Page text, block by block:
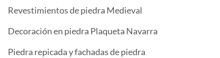
Revestimientos de piedra Medieval
Decoración en piedra Plaqueta Navarra
Piedra repicada y fachadas de piedra